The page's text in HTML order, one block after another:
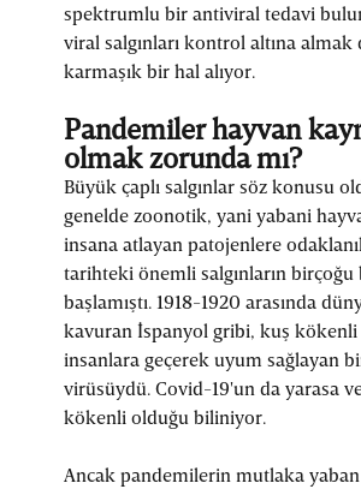
spektrumlu bir antiviral tedavi
viral salgınları kontrol altına almak
karmaşık bir hal alıyor.
Pandemiler hayvan
olmak zorunda mı?
Büyük çaplı salgınlar söz konusu
genelde zoonotik, yani yabani
insana atlayan patojenlere
tarihteki önemli salgınların
başlamıştı. 1918-1920 arasında
kavuran İspanyol gribi, kuş kökenli
insanlara geçerek uyum sağlayan
virüsüydü. Covid-19'un da yarasa
kökenli olduğu biliniyor.
Ancak pandemilerin mutlaka yaban